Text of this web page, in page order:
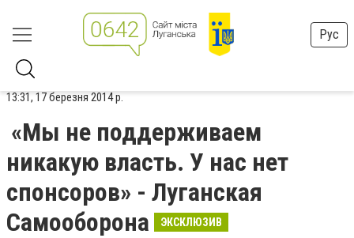
Рус
13:31, 17 березня 2014 р.
«Мы не поддерживаем
никакую власть. У нас нет
спонсоров» - Луганская
Самооборона
ЭКСКЛЮЗИВ